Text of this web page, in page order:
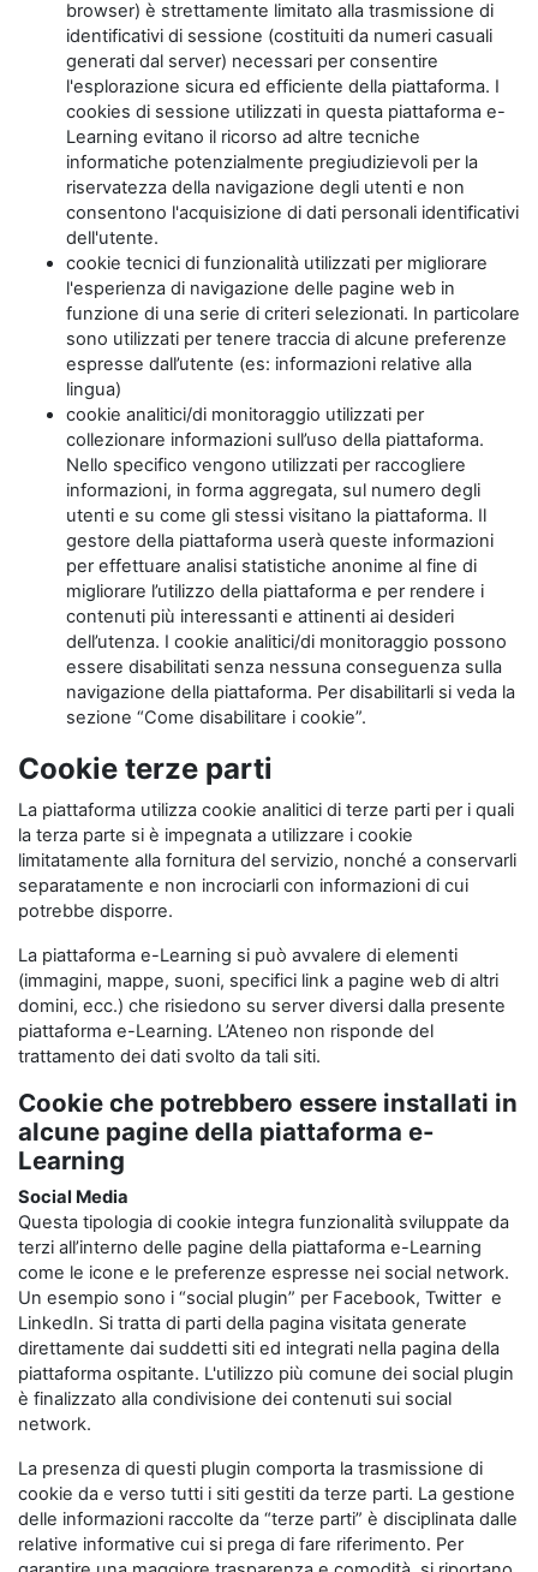
browser) è strettamente limitato alla trasmissione di
identificativi di sessione (costituiti da numeri casuali
generati dal server) necessari per consentire
l'esplorazione sicura ed efficiente della piattaforma. I
cookies di sessione utilizzati in questa piattaforma e-
Learning evitano il ricorso ad altre tecniche
informatiche potenzialmente pregiudizievoli per la
riservatezza della navigazione degli utenti e non
consentono l'acquisizione di dati personali identificativi
dell'utente.
cookie tecnici di funzionalità utilizzati per migliorare
l'esperienza di navigazione delle pagine web in
funzione di una serie di criteri selezionati. In particolare
sono utilizzati per tenere traccia di alcune preferenze
espresse dall’utente (es: informazioni relative alla
lingua)
cookie analitici/di monitoraggio utilizzati per
collezionare informazioni sull’uso della piattaforma.
Nello specifico vengono utilizzati per raccogliere
informazioni, in forma aggregata, sul numero degli
utenti e su come gli stessi visitano la piattaforma. Il
gestore della piattaforma userà queste informazioni
per effettuare analisi statistiche anonime al fine di
migliorare l’utilizzo della piattaforma e per rendere i
contenuti più interessanti e attinenti ai desideri
dell’utenza. I cookie analitici/di monitoraggio possono
essere disabilitati senza nessuna conseguenza sulla
navigazione della piattaforma. Per disabilitarli si veda la
sezione “Come disabilitare i cookie”.
Cookie terze parti
La piattaforma utilizza cookie analitici di terze parti per i quali
la terza parte si è impegnata a utilizzare i cookie
limitatamente alla fornitura del servizio, nonché a conservarli
separatamente e non incrociarli con informazioni di cui
potrebbe disporre.
La piattaforma e-Learning si può avvalere di elementi
(immagini, mappe, suoni, specifici link a pagine web di altri
domini, ecc.) che risiedono su server diversi dalla presente
piattaforma e-Learning. L’Ateneo non risponde del
trattamento dei dati svolto da tali siti.
Cookie che potrebbero essere installati in
alcune pagine della piattaforma e-
Learning
Social Media
Questa tipologia di cookie integra funzionalità sviluppate da
terzi all’interno delle pagine della piattaforma e-Learning
come le icone e le preferenze espresse nei social network.
Un esempio sono i “social plugin” per Facebook, Twitter e
LinkedIn. Si tratta di parti della pagina visitata generate
direttamente dai suddetti siti ed integrati nella pagina della
piattaforma ospitante. L'utilizzo più comune dei social plugin
è finalizzato alla condivisione dei contenuti sui social
network.
La presenza di questi plugin comporta la trasmissione di
cookie da e verso tutti i siti gestiti da terze parti. La gestione
delle informazioni raccolte da “terze parti” è disciplinata dalle
relative informative cui si prega di fare riferimento. Per